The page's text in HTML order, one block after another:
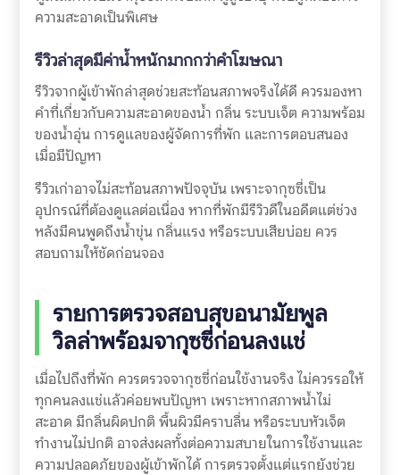
ความสะอาดเป็นพิเศษ
รีวิวล่าสุดมีค่าน้ำหนักมากกว่าคำโฆษณา
รีวิวจากผู้เข้าพักล่าสุดช่วยสะท้อนสภาพจริงได้ดี ควรมองหา
คำที่เกี่ยวกับความสะอาดของน้ำ กลิ่น ระบบเจ็ต ความพร้อม
ของน้ำอุ่น การดูแลของผู้จัดการที่พัก และการตอบสนอง
เมื่อมีปัญหา
รีวิวเก่าอาจไม่สะท้อนสภาพปัจจุบัน เพราะจากุซซี่เป็น
อุปกรณ์ที่ต้องดูแลต่อเนื่อง หากที่พักมีรีวิวดีในอดีตแต่ช่วง
หลังมีคนพูดถึงน้ำขุ่น กลิ่นแรง หรือระบบเสียบ่อย ควร
สอบถามให้ชัดก่อนจอง
รายการตรวจสอบสุขอนามัยพูล
วิลล่าพร้อมจากุซซี่ก่อนลงแช่
เมื่อไปถึงที่พัก ควรตรวจจากุซซี่ก่อนใช้งานจริง ไม่ควรรอให้
ทุกคนลงแช่แล้วค่อยพบปัญหา เพราะหากสภาพน้ำไม่
สะอาด มีกลิ่นผิดปกติ พื้นผิวมีคราบลื่น หรือระบบหัวเจ็ต
ทำงานไม่ปกติ อาจส่งผลทั้งต่อความสบายในการใช้งานและ
ความปลอดภัยของผู้เข้าพักได้ การตรวจตั้งแต่แรกยังช่วย